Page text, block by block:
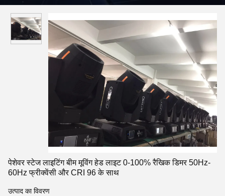
पेशेवर स्टेज लाइटिंग बीम मूविंग हेड लाइट 0-100% रैखिक डिमर 50Hz-
60Hz फ्रीक्वेंसी और CRI 96 के साथ
उत्पाद का विवरण